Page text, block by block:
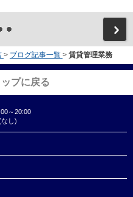
> ブログ記事一覧 > 賃貸管理業務
プに戻る
～20:00
し)